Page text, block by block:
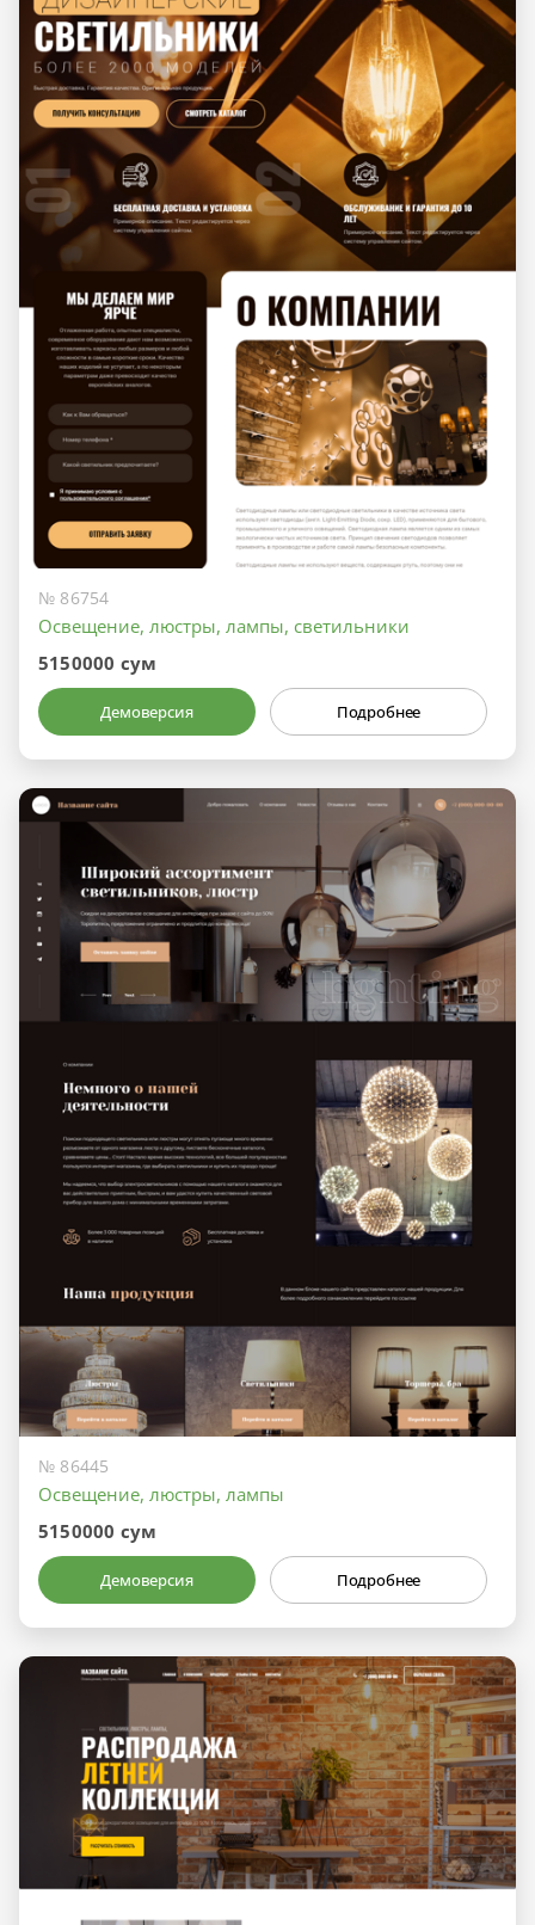
№ 86754
Освещение, люстры, лампы, светильники
5150000 сум
Демоверсия Подробнее
№ 86445
Освещение, люстры, лампы
5150000 сум
Демоверсия Подробнее